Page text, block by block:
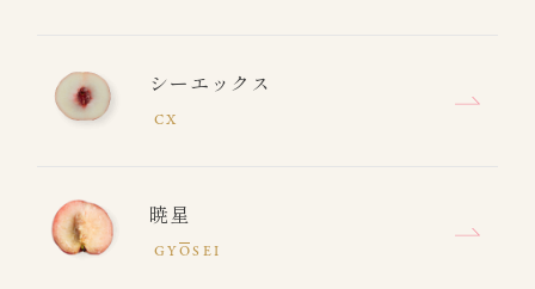
シーエックス
CX
暁星
GYOSEI